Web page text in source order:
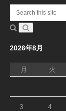
2026年8月
月 火
3 4